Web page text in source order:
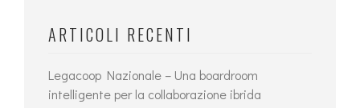
ARTICOLI RECENTI
Legacoop Nazionale – Una boardroom
intelligente per la collaborazione ibrida